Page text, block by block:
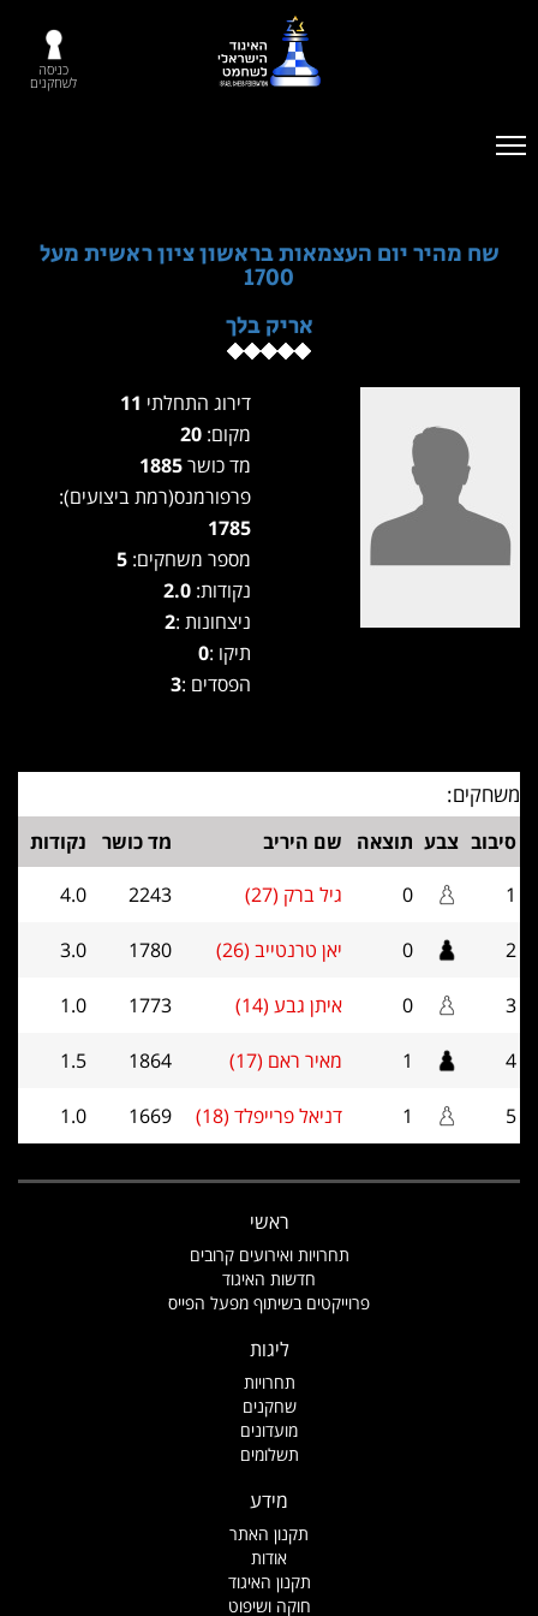
כניסה
לשחקנים
שח מהיר יום העצמאות בראשון ציון ראשית מעל
1700
אריק בלך
דירוג התחלתי
מקום:
מד כושר
פרפורמנס(רמת ביצועים):
1785
מספר משחקים:
נקודות: 2.0
ניצחונות :2
תיקו :0
הפסדים :3
משחקים:
סיבוב צבע תוצאה שם היריב מד כושר
נקודות
1
0 גיל ברק (27) 2243
4.0
2
0 יאן טרנטייב (26) 1780
3.0
3
0 איתן גבע (14) 1773
1.0
4
1 מאיר ראם (17) 1864
1.5
5
1 דניאל פרייפלד (18) 1669
1.0
ראשי
תחרויות ואירועים קרובים
חדשות האיגוד
פרוייקטים בשיתוף מפעל הפייס
ליגות
תחרויות
שחקנים
מועדונים
תשלומים
מידע
תקנון האתר
אודות
תקנון האיגוד
חוקה ושיפוט